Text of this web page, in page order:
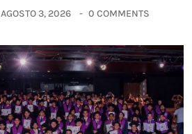
AGOSTO 3, 2026 0 COMMENTS